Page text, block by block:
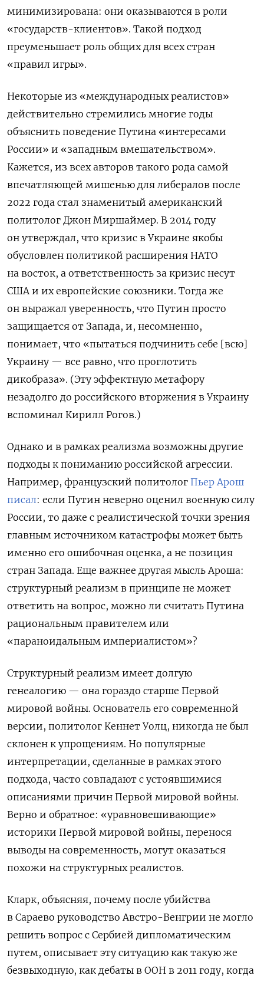
минимизирована: они оказываются в роли
«государств-клиентов». Такой подход
преуменьшает роль общих для всех стран
«правил игры».
Некоторые из «международных реалистов»
действительно стремились многие годы
объяснить поведение Путина «интересами
России» и «западным вмешательством».
Кажется, из всех авторов такого рода самой
впечатляющей мишенью для либералов после
2022 года стал знаменитый американский
политолог Джон Миршаймер. В 2014 году
он утверждал, что кризис в Украине якобы
обусловлен политикой расширения НАТО
на восток, а ответственность за кризис несут
США и их европейские союзники. Тогда же
он выражал уверенность, что Путин просто
защищается от Запада, и, несомненно,
понимает, что «пытаться подчинить себе [всю]
Украину — все равно, что проглотить
дикобраза». (Эту эффектную метафору
незадолго до российского вторжения в Украину
вспоминал Кирилл Рогов.)
Однако и в рамках реализма возможны другие
подходы к пониманию российской агрессии.
Например, французский политолог Пьер Арош
писал: если Путин неверно оценил военную силу
России, то даже с реалистической точки зрения
главным источником катастрофы может быть
именно его ошибочная оценка, а не позиция
стран Запада. Еще важнее другая мысль Ароша:
структурный реализм в принципе не может
ответить на вопрос, можно ли считать Путина
рациональным правителем или
«параноидальным империалистом»?
Структурный реализм имеет долгую
генеалогию — она гораздо старше Первой
мировой войны. Основатель его современной
версии, политолог Кеннет Уолц, никогда не был
склонен к упрощениям. Но популярные
интерпретации, сделанные в рамках этого
подхода, часто совпадают с устоявшимися
описаниями причин Первой мировой войны.
Верно и обратное: «уравновешивающие»
историки Первой мировой войны, перенося
выводы на современность, могут оказаться
похожи на структурных реалистов.
Кларк, объясняя, почему после убийства
в Сараево руководство Австро-Венгрии не могло
решить вопрос с Сербией дипломатическим
путем, описывает эту ситуацию как такую же
безвыходную, как дебаты в ООН в 2011 году, когда